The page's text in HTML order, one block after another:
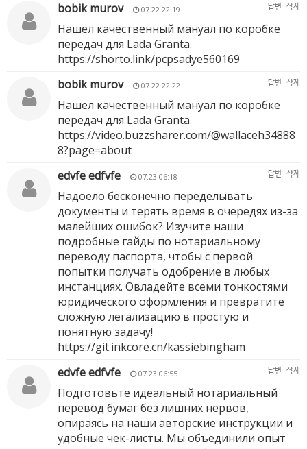
bobik murov
07.22 22:19 답변 삭제
Нашел качественный мануал по коробке
передач для Lada Granta.
https://shorto.link/pcpsadye560169
bobik murov
07.22 22:22 답변 삭제
Нашел качественный мануал по коробке
передач для Lada Granta.
https://video.buzzsharer.com/@wallaceh34888
8?page=about
edvfe edfvfe
07.23 06:18 답변 삭제
Надоело бесконечно переделывать
документы и терять время в очередях из-за
малейших ошибок? Изучите наши
подробные гайды по нотариальному
переводу паспорта, чтобы с первой
попытки получать одобрение в любых
инстанциях. Овладейте всеми тонкостями
юридического оформления и превратите
сложную легализацию в простую и
понятную задачу!
https://git.inkcore.cn/kassiebingham
edvfe edfvfe
07.23 06:55 답변 삭제
Подготовьте идеальный нотариальный
перевод бумаг без лишних нервов,
опираясь на наши авторские инструкции и
удобные чек-листы. Мы объединили опыт